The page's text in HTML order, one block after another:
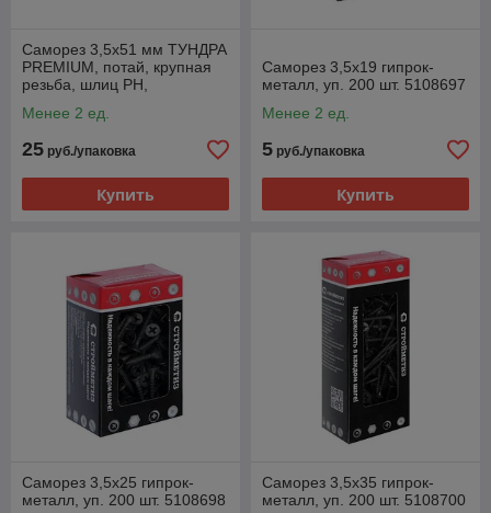
Саморез 3,5х51 мм ТУНДРА
PREMIUM, потай, крупная
резьба, шлиц PH,
Менее 2 ед.
25 руб./упаковка
Купить
Саморез 3,5х19 гипрок-
металл, уп. 200 шт. 5108697
Менее 2 ед.
5 руб./упаковка
Купить
Саморез 3,5х25 гипрок-
металл, уп. 200 шт. 5108698
Саморез 3,5х35 гипрок-
металл, уп. 200 шт. 5108700